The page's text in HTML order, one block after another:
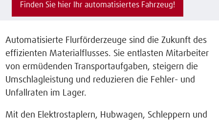
Finden Sie hier Ihr automatisiertes Fahrzeug!
Automatisierte Flurförderzeuge sind die Zukunft des
effizienten Materialflusses. Sie entlasten Mitarbeiter
von ermüdenden Transportaufgaben, steigern die
Umschlagleistung und reduzieren die Fehler- und
Unfallraten im Lager.
Mit den Elektrostaplern, Hubwagen, Schleppern und